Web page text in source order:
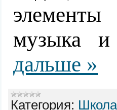
элементы
музыка
дальше »
Категория: Школа